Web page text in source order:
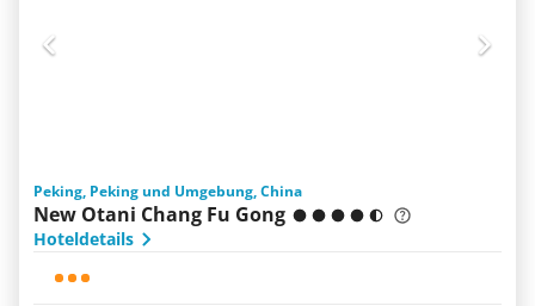
Peking, Peking und Umgebung, China
New Otani Chang Fu Gong
Hoteldetails